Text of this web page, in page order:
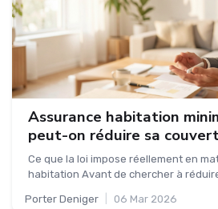
Assurance habitation
peut-on réduire sa
Ce que la loi impose réellement en
habitation Avant de chercher à
Porter Deniger 06 Mar 2026